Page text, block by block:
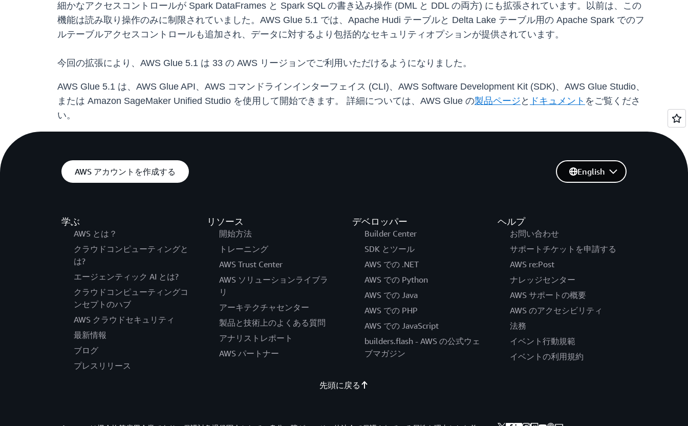
細かなアクセスコントロールが Spark DataFrames と Spark SQL の書き込み操作 (DML と DDL の両方) にも拡張されています。以前は、この
機能は読み取り操作のみに制限されていました。AWS Glue 5.1 では、Apache Hudi テーブルと Delta Lake テーブル用の Apache Spark でのフ
ルテーブルアクセスコントロールも追加され、データに対するより包括的なセキュリティオプションが提供されています。
今回の拡張により、AWS Glue 5.1 は 33 の AWS リージョンでご利用いただけるようになりました。
AWS Glue 5.1 は、AWS Glue API、AWS コマンドラインインターフェイス (CLI)、AWS Software Development Kit (SDK)、AWS Glue Studio、
または Amazon SageMaker Unified Studio を使用して開始できます。 詳細については、AWS Glue の製品ページ と ドキュメント をご覧くださ
い。
AWS アカウントを作成する
学ぶ
AWS とは？
クラウドコンピューティングと
は?
エージェンティック AI とは?
クラウドコンピューティングコ
ンセプトのハブ
AWS クラウドセキュリティ
最新情報
ブログ
プレスリリース
リソース
開始方法
トレーニング
AWS Trust Center
AWS ソリューションライブラ
リ
アーキテクチャセンター
製品と技術上のよくある質問
アナリストレポート
AWS パートナー
デベロッパー
Builder Center
SDK とツール
AWS での .NET
AWS での Python
AWS での Java
AWS での PHP
AWS での JavaScript
builders.flash - AWS の公式ウェ
ブマガジン
ヘルプ
お問い合わせ
サポートチケットを申請する
AWS re:Post
ナレッジセンター
AWS サポートの概要
AWS のアクセシビリティ
法務
イベント行動規範
イベントの利用規約
English
先頭に戻る